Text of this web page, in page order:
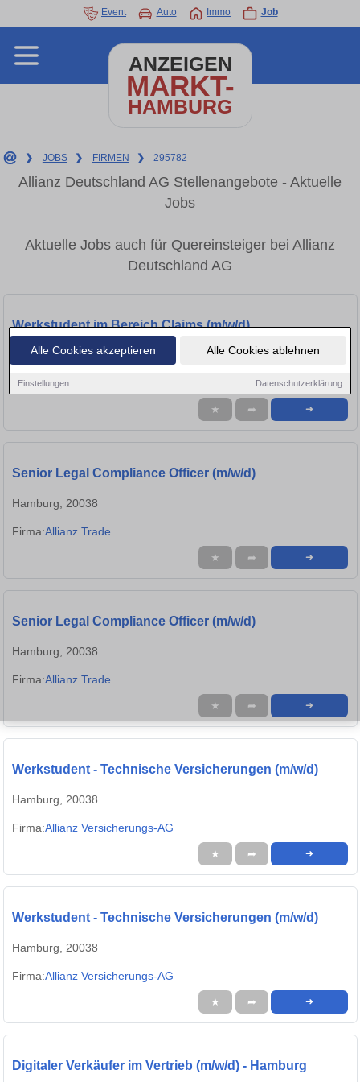
Alle Cookies akzeptieren Alle Cookies ablehnen
Einstellungen Datenschutzerklärung
Event Auto Immo Job
ANZEIGEN
MARKT-
HAMBURG
❯ JOBS ❯ FIRMEN ❯ 295782
Allianz Deutschland AG Stellenangebote - Aktuelle
Jobs
Aktuelle Jobs auch für Quereinsteiger bei Allianz
Deutschland AG
Werkstudent im Bereich Claims (m/w/d)
Hamburg, 20038
Firma:Allianz Trade Einstellende
★ ➦ ➜
Senior Legal Compliance Officer (m/w/d)
Hamburg, 20038
Firma:Allianz Trade
★ ➦ ➜
Senior Legal Compliance Officer (m/w/d)
Hamburg, 20038
Firma:Allianz Trade
★ ➦ ➜
Werkstudent - Technische Versicherungen (m/w/d)
Hamburg, 20038
Firma:Allianz Versicherungs-AG
★ ➦ ➜
Werkstudent - Technische Versicherungen (m/w/d)
Hamburg, 20038
Firma:Allianz Versicherungs-AG
★ ➦ ➜
Digitaler Verkäufer im Vertrieb (m/w/d) - Hamburg